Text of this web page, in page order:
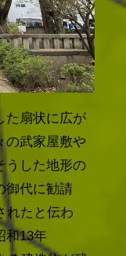
た扇状に広が
の武家屋敷や
うした地形の
御代に勧請
れたと伝わ
和13年